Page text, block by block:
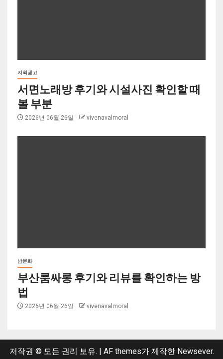
지역광고
서면노래방 후기와 시설사진 확인할 때
볼 부분
2026년 06월 26일 vivenavalmoral
밤문화
부산룸싸롱 후기와 리뷰를 확인하는 방
법
2026년 06월 26일 vivenavalmoral
저작권 © 모든 권리 보유. AF themes가 제작한 Newsever.